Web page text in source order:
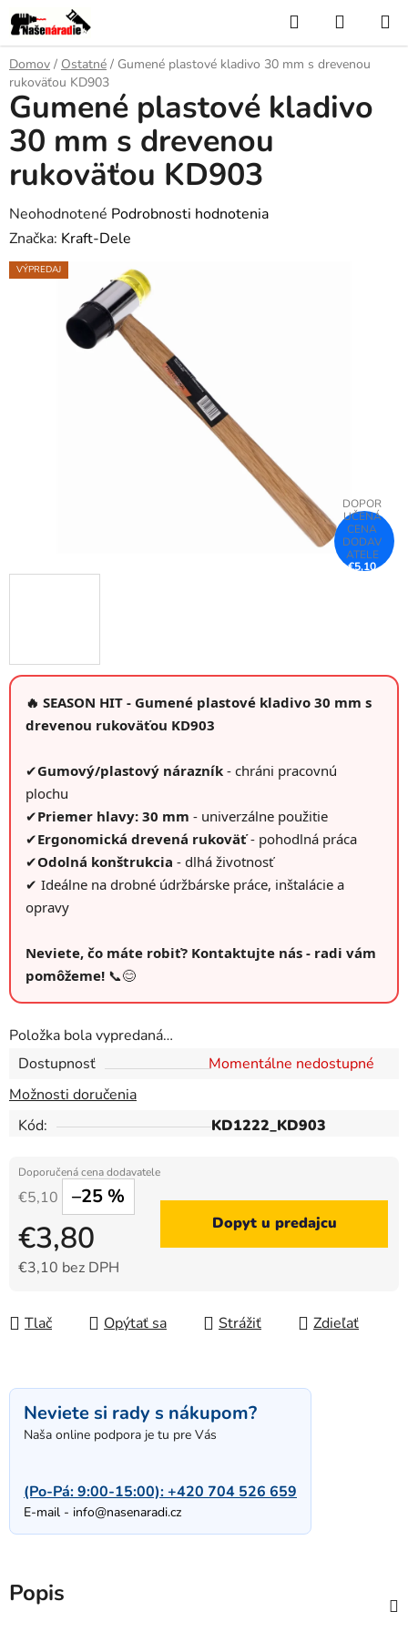
Prejsť
na
obsah
Hľadať
KOŠÍK
Domov / Ostatné / Gumené plastové kladivo 30 mm s drevenou
rukoväťou KD903
🔥 SEASON HIT - Gumené plastové kladivo 30 mm s
drevenou rukoväťou KD903
✔Gumový/plastový nárazník - chráni pracovnú
plochu
✔Priemer hlavy: 30 mm - univerzálne použitie
✔Ergonomická drevená rukoväť- pohodlná práca
✔Odolná konštrukcia - dlhá životnosť
✔ Ideálne na drobné údržbárske práce, inštalácie a
opravy
Neviete, čo máte robiť? Kontaktujte nás - radi vám
pomôžeme! 📞😊
Položka bola vypredaná…
Dostupnosť
Momentálne nedostupné
Možnosti doručenia
Kód:
KD1222_KD903
€5,10 –25 %
€3,80
€3,10 bez DPH
Dopyt u predajcu
Tlač Opýtať sa Strážiť Zdieľať
Gumené plastové kladivo
30 mm s drevenou
rukoväťou KD903
Priemerné
hodnotenie
produktu
Neohodnotené Podrobnosti hodnotenia
Značka: Kraft-Dele
VÝPREDAJ
€5,10
Neviete si rady s nákupom?
Naša online podpora je tu pre Vás
(Po-Pá: 9:00-15:00):+420 704 526 659
E-mail - info@nasenaradi.cz
Popis